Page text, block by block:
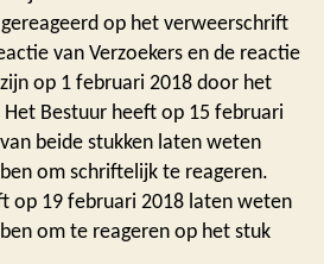
op het verweerschrift
van Verzoekers en de reactie
op 1 februari 2018 door het
Bestuur heeft op 15 februari
beide stukken laten weten
om schriftelijk te reageren.
op 19 februari 2018 laten weten
om te reageren op het stuk